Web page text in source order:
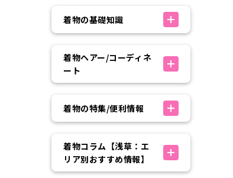
着物の基礎知識
着物ヘアー/コーディネ
ート
着物の特集/便利情報
着物コラム【浅草：エ
リア別おすすめ情報】